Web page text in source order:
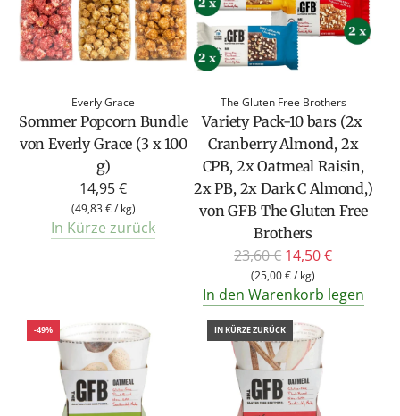
Everly Grace
Sommer Popcorn Bundle
von Everly Grace (3 x 100
g)
14,95 €
(49,83 €/ kg)
In Kürze zurück
The Gluten Free Brothers
Variety Pack-10 bars (2x
Cranberry Almond, 2x
CPB, 2x Oatmeal Raisin,
2x PB, 2x Dark C Almond,)
von GFB The Gluten Free
Brothers
R
g
u
l
ä
r
e
23,60 € 14,50 €
(25,00 €/ kg)
In den Warenkorb legen
-49% IN KÜRZE ZURÜCK